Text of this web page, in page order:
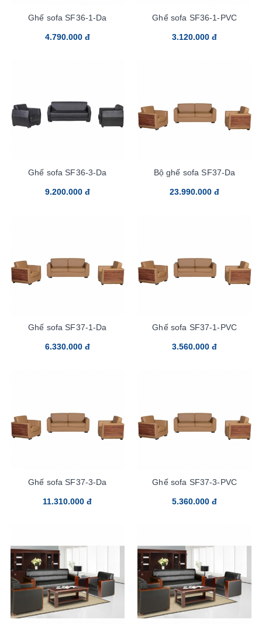
Ghế sofa SF36-1-Da
4.790.000 đ
Ghế sofa SF36-1-PVC
3.120.000 đ
Ghế sofa SF36-3-Da
9.200.000 đ
Bộ ghế sofa SF37-Da
23.990.000 đ
Ghế sofa SF37-1-Da
6.330.000 đ
Ghế sofa SF37-1-PVC
3.560.000 đ
Ghế sofa SF37-3-Da
11.310.000 đ
Ghế sofa SF37-3-PVC
5.360.000 đ